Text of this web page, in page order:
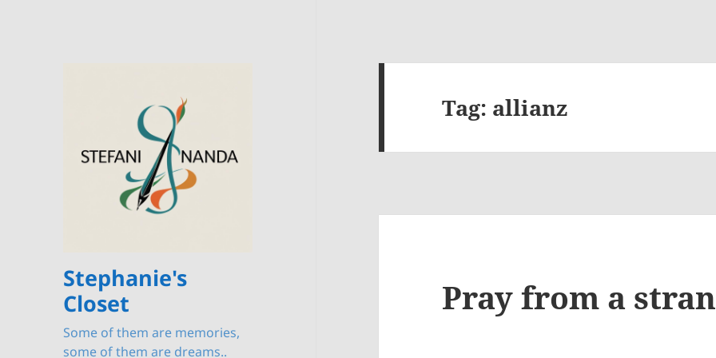
Stephanie's
Closet
Some of them are memories,
some of them are dreams..
Tag: allianz
Pray from a